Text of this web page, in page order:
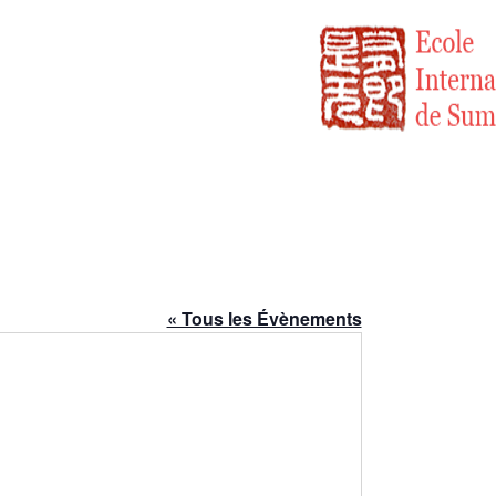
« Tous les Évènements